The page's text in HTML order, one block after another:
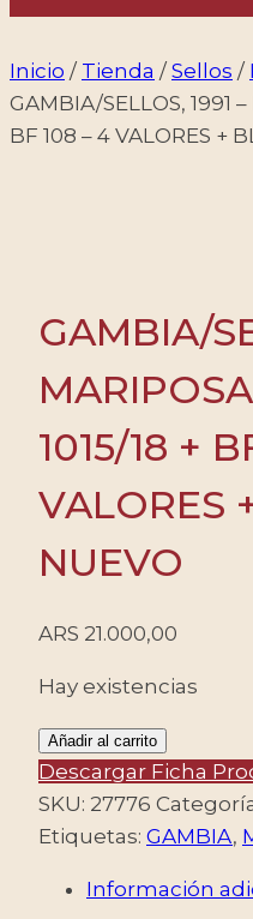
Inicio / Tienda / Sellos /
GAMBIA/SELLOS, 1991
BF 108 – 4 VALORES +
GAMBIA/
1015/18 +
VALORES
NUEVO
ARS 21.000,00
Hay existencias
GAMBIA/SELLOS,
1991
-
MARIPOSAS
Añadir al carrito
Descargar Ficha
SKU: 27776
Etiquetas: GAMBIA,
Información